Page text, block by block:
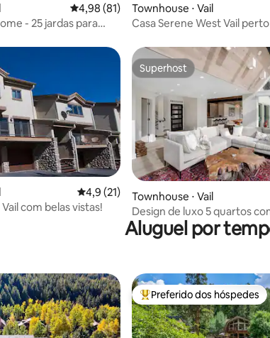
4,98 de uma avaliação média de 5, 81
4,98 (81)
- 25 jardas para
Townhouse ⋅ Vail
Casa Serene West Vail
4,9 de uma avaliação média de 5, 21
4,9 (21)
com belas vistas!
Superhost
Superhost
Townhouse ⋅ Vail
Design de luxo 5 quartos
incríveis e banheira de
Aluguel por
Entre os melhores
Preferido dos hóspedes